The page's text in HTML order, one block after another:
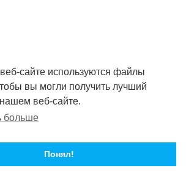
сайте используются файлы
вы могли получить лучший
веб-сайте.
больше
Понял!